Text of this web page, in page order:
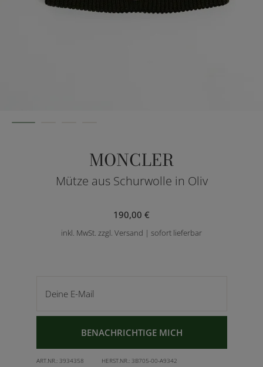
MONCLER
Mütze aus Schurwolle in Oliv
190,00 €
inkl. MwSt. zzgl. Versand | sofort lieferbar
BENACHRICHTIGE MICH
ART.NR.: 3934358 HERST.NR.: 3B705-00-A9342